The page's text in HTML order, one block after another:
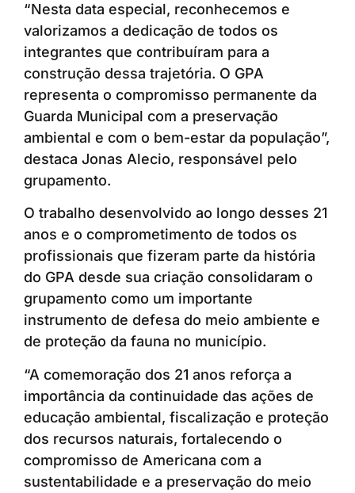
“Nesta data especial, reconhecemos e
valorizamos a dedicação de todos os
integrantes que contribuíram para a
construção dessa trajetória. O GPA
representa o compromisso permanente da
Guarda Municipal com a preservação
ambiental e com o bem-estar da população”,
destaca Jonas Alecio, responsável pelo
grupamento.
O trabalho desenvolvido ao longo desses 21
anos e o comprometimento de todos os
profissionais que fizeram parte da história
do GPA desde sua criação consolidaram o
grupamento como um importante
instrumento de defesa do meio ambiente e
de proteção da fauna no município.
“A comemoração dos 21 anos reforça a
importância da continuidade das ações de
educação ambiental, fiscalização e proteção
dos recursos naturais, fortalecendo o
compromisso de Americana com a
sustentabilidade e a preservação do meio